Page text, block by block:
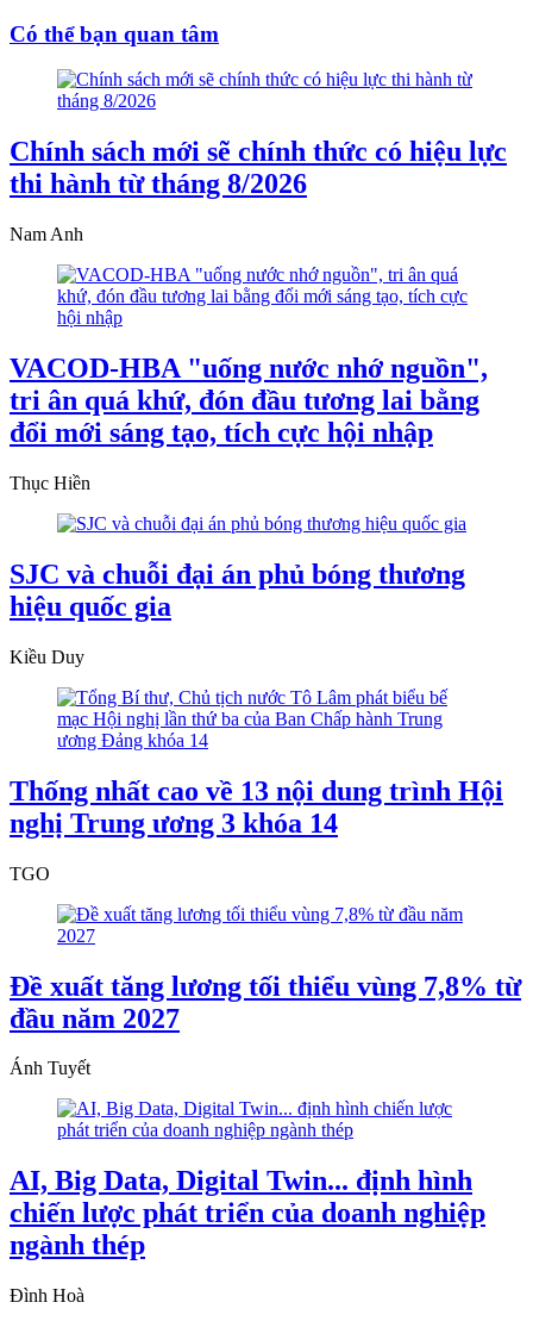
Có thể bạn quan tâm
Chính sách mới sẽ chính thức có hiệu lực
thi hành từ tháng 8/2026
Nam Anh
VACOD-HBA "uống nước nhớ nguồn",
tri ân quá khứ, đón đầu tương lai bằng
đổi mới sáng tạo, tích cực hội nhập
Thục Hiền
SJC và chuỗi đại án phủ bóng thương
hiệu quốc gia
Kiều Duy
Thống nhất cao về 13 nội dung trình Hội
nghị Trung ương 3 khóa 14
TGO
Đề xuất tăng lương tối thiểu vùng 7,8% từ
đầu năm 2027
Ánh Tuyết
AI, Big Data, Digital Twin... định hình
chiến lược phát triển của doanh nghiệp
ngành thép
Đình Hoà